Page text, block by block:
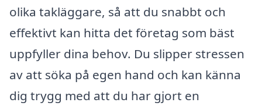
olika takläggare, så att du snabbt och
effektivt kan hitta det företag som bäst
uppfyller dina behov. Du slipper stressen
av att söka på egen hand och kan känna
dig trygg med att du har gjort en